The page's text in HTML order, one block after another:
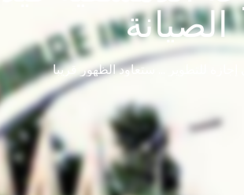
الصيانة
إجازة للتطوير ... ستعاود الظهور قريباً